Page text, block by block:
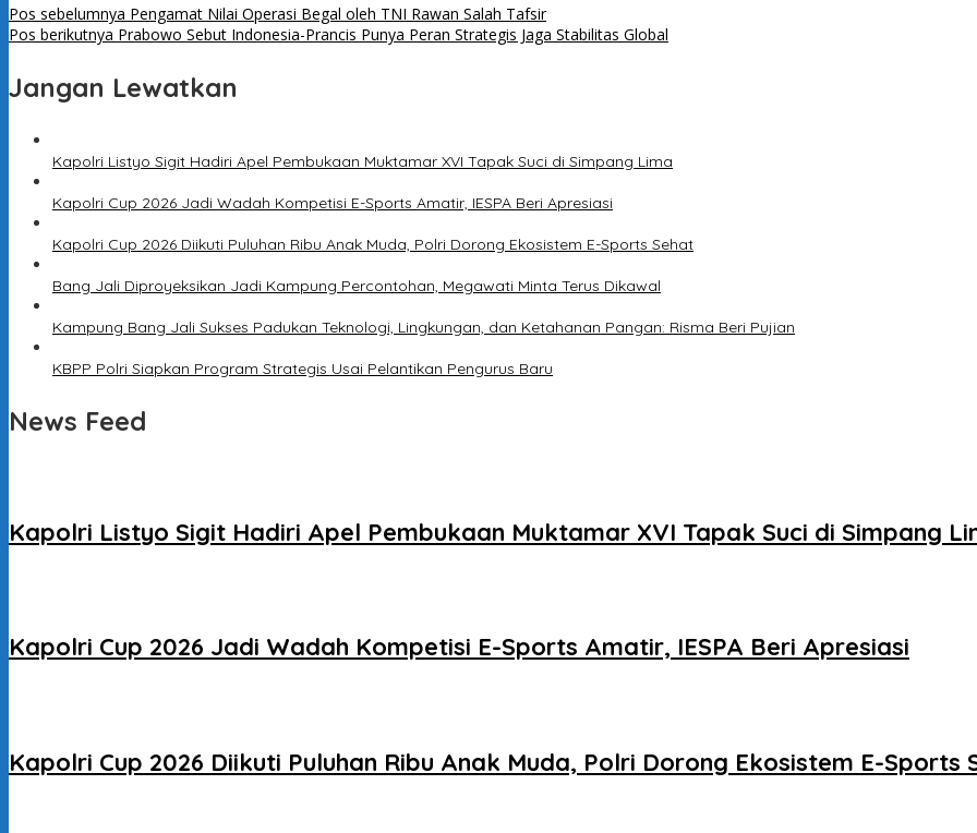
Pos sebelumnya Pengamat Nilai Operasi Begal oleh TNI Rawan Salah Tafsir
Pos berikutnya Prabowo Sebut Indonesia-Prancis Punya Peran Strategis Jaga Stabilitas Global
Jangan Lewatkan
Kapolri Listyo Sigit Hadiri Apel Pembukaan Muktamar XVI Tapak Suci di Simpang Lima
Kapolri Cup 2026 Jadi Wadah Kompetisi E-Sports Amatir, IESPA Beri Apresiasi
Kapolri Cup 2026 Diikuti Puluhan Ribu Anak Muda, Polri Dorong Ekosistem E-Sports Sehat
Bang Jali Diproyeksikan Jadi Kampung Percontohan, Megawati Minta Terus Dikawal
Kampung Bang Jali Sukses Padukan Teknologi, Lingkungan, dan Ketahanan Pangan: Risma Beri Pujian
KBPP Polri Siapkan Program Strategis Usai Pelantikan Pengurus Baru
News Feed
Kapolri Listyo Sigit Hadiri Apel Pembukaan Muktamar XVI Tapak Suci di Simpang
Kapolri Cup 2026 Jadi Wadah Kompetisi E-Sports Amatir, IESPA Beri Apresiasi
Kapolri Cup 2026 Diikuti Puluhan Ribu Anak Muda, Polri Dorong Ekosistem E-Sports